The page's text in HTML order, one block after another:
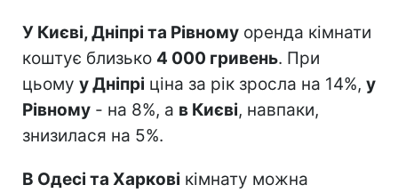
У Києві, Дніпрі та Рівному оренда кімнати
коштує близько 4 000 гривень. При
цьому у Дніпрі ціна за рік зросла на 14%, у
Рівному - на 8%, а в Києві, навпаки,
знизилася на 5%.
В Одесі та Харкові кімнату можна